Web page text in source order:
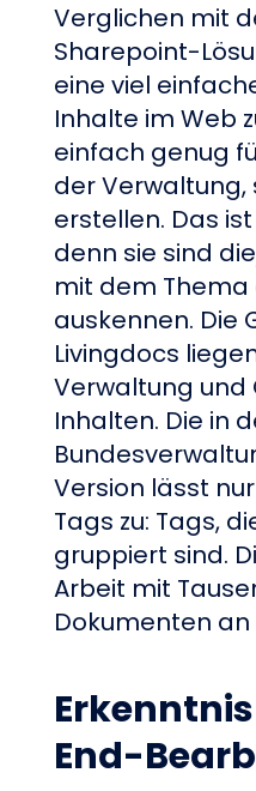
Verglichen mit
Sharepoint-
eine viel
Inhalte im Web
einfach genug
der Verwaltung,
erstellen. Das
denn sie sind
mit dem
auskennen. Die
Livingdocs
Verwaltung und
Inhalten. Die in
Version lässt
Tags zu: Tags,
gruppiert sind.
Arbeit mit
Dokumenten an
End-